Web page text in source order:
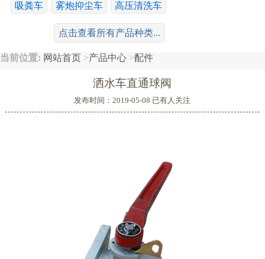
吸粪车
雾炮抑尘车
高压清洗车
工程运输系列： 冷藏车 随车吊 平板车
散装饲料车
搅拌车
鲜奶运输车
特种车系列： 消防车 高空作业车
救护车 沥青洒布车
点击查看所有产品种类...
当前位置: 网站首页 >产品中心 >配件
洒水车直通球阀
发布时间：2019-05-08 已有 人关注